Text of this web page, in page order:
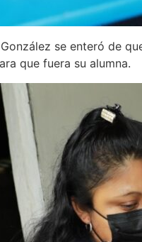
se enteró de
que fuera su alumna.